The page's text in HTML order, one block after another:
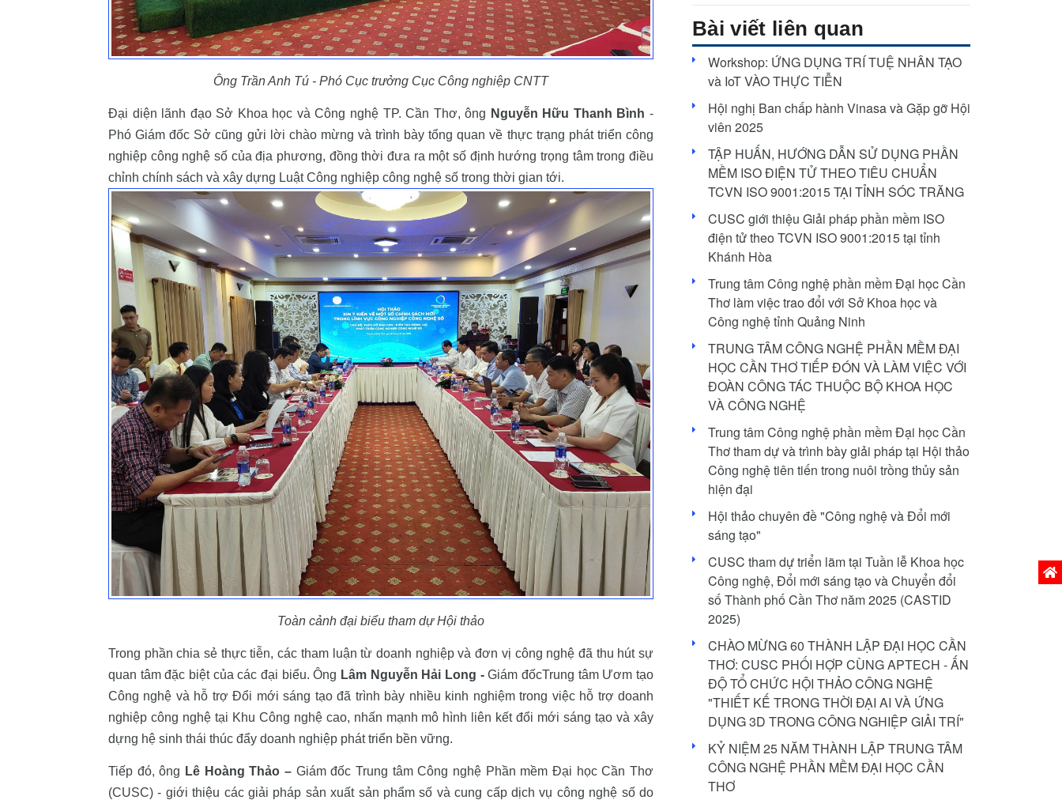
Hệ thống thông tin giải quyết TTHC
Phần mềm ISO Điện tử (CUSC-ISOO)
Phần mềm Quản lý sáng kiến (CUSC-IES)
Quản lý đề tài dự án (CUSC-STM)
Hệ thống Quản trị đại học (CUSC-UIIS)
Hệ thống quản lý bệnh viện (CUSC-HIS)
Quản lý nhân sự tiền lương (CUSC-HRM)
Quản lý kho hàng (CUSC-VSM)
Dịch vụ thiết kế Website (CUSC-eBIZ)
Lập trình viên Quốc tế – Aptech
Mỹ thuật Đa phương tiện – Arena
Trí tuệ nhân tạo và máy học – ACN Pro
Ông Trần Anh Tú - Phó Cục trưởng Cục Công nghiệp CNTT
Đại diện lãnh đạo Sở Khoa học và Công nghệ TP. Cần Thơ, ông Nguyễn Hữu Thanh Bình -
Phó Giám đốc Sở cũng gửi lời chào mừng và trình bày tổng quan về thực trạng phát triển công
nghiệp công nghệ số của địa phương, đồng thời đưa ra một số định hướng trọng tâm trong điều
chỉnh chính sách và xây dựng Luật Công nghiệp công nghệ số trong thời gian tới.
Toàn cảnh đại biểu tham dự Hội thảo
Trong phần chia sẻ thực tiễn, các tham luận từ doanh nghiệp và đơn vị công nghệ đã thu hút sự
quan tâm đặc biệt của các đại biểu. Ông Lâm Nguyễn Hải Long -Giám đốcTrung tâm Ươm tạo
Công nghệ và hỗ trợ Đổi mới sáng tạo đã trình bày nhiều kinh nghiệm trong việc hỗ trợ doanh
nghiệp công nghệ tại Khu Công nghệ cao, nhấn mạnh mô hình liên kết đổi mới sáng tạo và xây
dựng hệ sinh thái thúc đẩy doanh nghiệp phát triển bền vững.
Tiếp đó, ông Lê Hoàng Thảo – Giám đốc Trung tâm Công nghệ Phần mềm Đại học Cần Thơ
(CUSC) - giới thiệu các giải pháp sản xuất sản phẩm số và cung cấp dịch vụ công nghệ số do
Bài viết liên quan
Workshop: ỨNG DỤNG TRÍ TUỆ NHÂN TẠO
và IoT VÀO THỰC TIỄN
Hội nghị Ban chấp hành Vinasa và Gặp gỡ Hội
viên 2025
TẬP HUẤN, HƯỚNG DẪN SỬ DỤNG PHẦN
MỀM ISO ĐIỆN TỬ THEO TIÊU CHUẨN
TCVN ISO 9001:2015 TẠI TỈNH SÓC TRĂNG
CUSC giới thiệu Giải pháp phần mềm ISO
điện tử theo TCVN ISO 9001:2015 tại tỉnh
Khánh Hòa
Trung tâm Công nghệ phần mềm Đại học Cần
Thơ làm việc trao đổi với Sở Khoa học và
Công nghệ tỉnh Quảng Ninh
TRUNG TÂM CÔNG NGHỆ PHẦN MỀM ĐẠI
HỌC CẦN THƠ TIẾP ĐÓN VÀ LÀM VIỆC VỚI
ĐOÀN CÔNG TÁC THUỘC BỘ KHOA HỌC
VÀ CÔNG NGHỆ
Trung tâm Công nghệ phần mềm Đại học Cần
Thơ tham dự và trình bày giải pháp tại Hội thảo
Công nghệ tiên tiến trong nuôi trồng thủy sản
hiện đại
Hội thảo chuyên đề "Công nghệ và Đổi mới
sáng tạo"
CUSC tham dự triển lãm tại Tuần lễ Khoa học
Công nghệ, Đổi mới sáng tạo và Chuyển đổi
số Thành phố Cần Thơ năm 2025 (CASTID
2025)
CHÀO MỪNG 60 THÀNH LẬP ĐẠI HỌC CẦN
THƠ: CUSC PHỐI HỢP CÙNG APTECH - ẤN
ĐỘ TỔ CHỨC HỘI THẢO CÔNG NGHỆ
"THIẾT KẾ TRONG THỜI ĐẠI AI VÀ ỨNG
DỤNG 3D TRONG CÔNG NGHIỆP GIẢI TRÍ"
KỶ NIỆM 25 NĂM THÀNH LẬP TRUNG TÂM
CÔNG NGHỆ PHẦN MỀM ĐẠI HỌC CẦN
THƠ